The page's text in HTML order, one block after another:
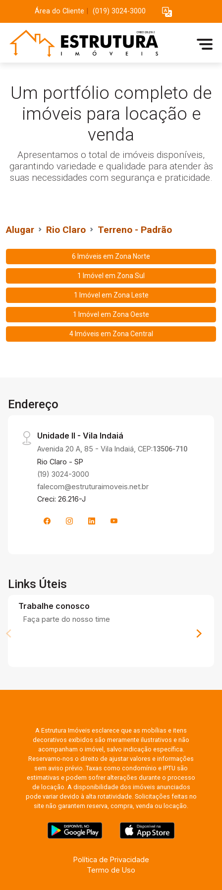
Área do Cliente (019) 3024-3000
Um portfólio completo de
imóveis para locação e
venda
Apresentamos o total de imóveis disponíveis,
garantindo variedade e qualidade para atender às
suas necessidades com segurança e praticidade.
Alugar Rio Claro Terreno - Padrão
6 Imóveis em Zona Norte
1 Imóvel em Zona Sul
1 Imóvel em Zona Leste
1 Imóvel em Zona Oeste
4 Imóveis em Zona Central
Endereço
Unidade II - Vila Indaiá
Avenida 20 A, 85 - Vila Indaiá, CEP:13506-710
Rio Claro - SP
(19) 3024-3000
falecom@estruturaimoveis.net.br
Creci: 26.216-J
Links Úteis
Trabalhe conosco
Faça parte do nosso time
A Estrutura Imóveis esclarece que as mobílias e itens
decorativos exibidos são meramente ilustrativos e não
acompanham o imóvel, salvo indicação específica.
Reservamo-nos o direito de ajustar valores e informações
sem aviso prévio. Taxas como condomínio e IPTU são
estimativas e podem sofrer alterações durante o processo
de locação. A disponibilidade dos imóveis anunciados
pode variar devido à alta rotatividade. Solicitações feitas no
site não garantem reserva, compra, venda ou locação.
Política de Privacidade
Termo de Uso